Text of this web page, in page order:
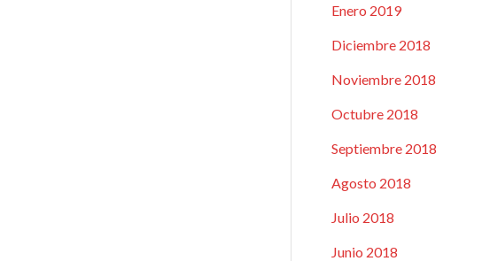
Enero 2019
Diciembre 2018
Noviembre 2018
Octubre 2018
Septiembre 2018
Agosto 2018
Julio 2018
Junio 2018